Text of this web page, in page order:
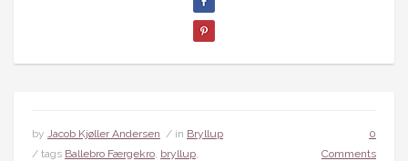
by Jacob Kjøller Andersen / in Bryllup
/ tags Ballebro Færgekro, bryllup,
0
Comments